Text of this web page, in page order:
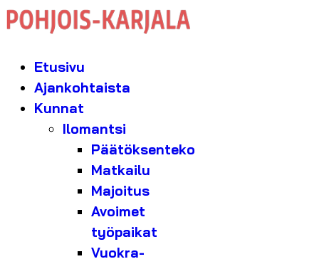
Etusivu
Ajankohtaista
Kunnat
Ilomantsi
Päätöksenteko
Matkailu
Majoitus
Avoimet
työpaikat
Vuokra-